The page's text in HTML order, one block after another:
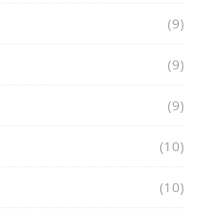
(9)
(9)
(9)
(10)
(10)